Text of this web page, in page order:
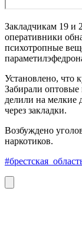
Закладчикам 19 и
оперативники
психотропные
Установлено, что
Забирали оптовые
делили на мелкие
через закладки.
Возбуждено
наркотиков.